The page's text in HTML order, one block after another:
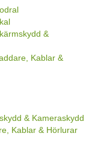
&
Kablar &
& Kameraskydd
Kablar & Hörlurar